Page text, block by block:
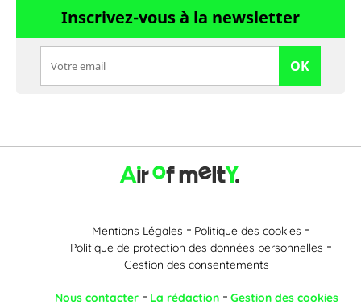
Inscrivez-vous à la newsletter
OK
Mentions Légales
Politique des cookies
Politique de protection des données personnelles
Gestion des consentements
Nous contacter La rédaction Gestion des cookies